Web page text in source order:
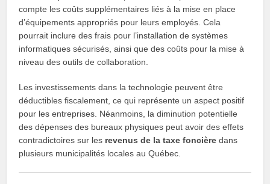
compte les coûts supplémentaires liés à la mise en place
d’équipements appropriés pour leurs employés. Cela
pourrait inclure des frais pour l’installation de systèmes
informatiques sécurisés, ainsi que des coûts pour la mise à
niveau des outils de collaboration.
Les investissements dans la technologie peuvent être
déductibles fiscalement, ce qui représente un aspect positif
pour les entreprises. Néanmoins, la diminution potentielle
des dépenses des bureaux physiques peut avoir des effets
contradictoires sur les revenus de la taxe foncière dans
plusieurs municipalités locales au Québec.